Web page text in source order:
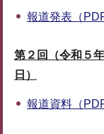
報道発表（
第２回（令和５
日）
報道資料（